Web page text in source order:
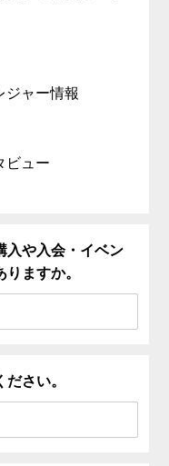
ジャー情報
ビュー
入や入会・イベン
ますか。
さい。